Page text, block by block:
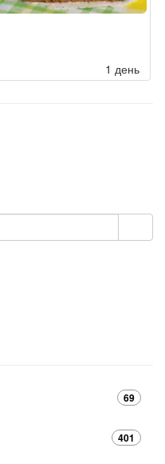
1 день
69
401